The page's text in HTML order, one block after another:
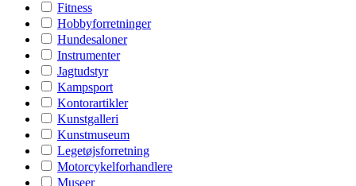
Fitness
Hobbyforretninger
Hundesaloner
Instrumenter
Jagtudstyr
Kampsport
Kontorartikler
Kunstgalleri
Kunstmuseum
Legetøjsforretning
Motorcykelforhandlere
Museer